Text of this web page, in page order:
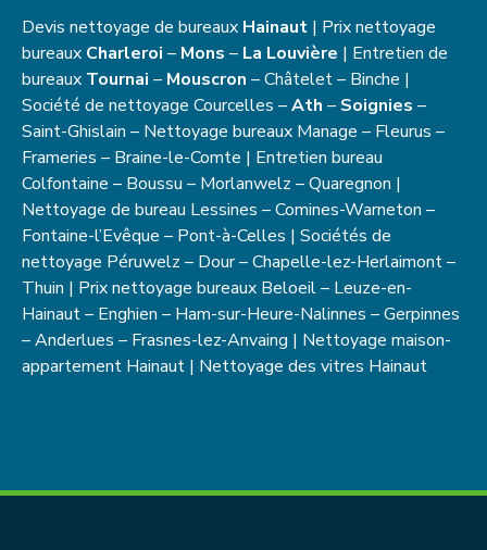
Devis nettoyage de bureaux Hainaut | Prix nettoyage
bureaux Charleroi – Mons – La Louvière | Entretien de
bureaux Tournai – Mouscron – Châtelet – Binche |
Société de nettoyage Courcelles –Ath – Soignies –
Saint-Ghislain – Nettoyage bureaux Manage – Fleurus –
Frameries – Braine-le-Comte | Entretien bureau
Colfontaine – Boussu – Morlanwelz – Quaregnon |
Nettoyage de bureau Lessines – Comines-Warneton –
Fontaine-l’Evêque – Pont-à-Celles | Sociétés de
nettoyage Péruwelz – Dour – Chapelle-lez-Herlaimont –
Thuin | Prix nettoyage bureaux Beloeil – Leuze-en-
Hainaut – Enghien – Ham-sur-Heure-Nalinnes – Gerpinnes
– Anderlues – Frasnes-lez-Anvaing | Nettoyage maison-
appartement Hainaut | Nettoyage des vitres Hainaut